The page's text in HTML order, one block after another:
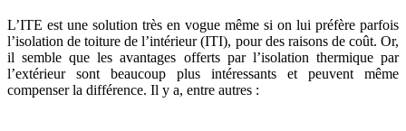
L’ITE est une solution très en vogue même si on lui préfère parfois
l’isolation de toiture de l’intérieur (ITI), pour des raisons de coût. Or,
il semble que les avantages offerts par l’isolation thermique par
l’extérieur sont beaucoup plus intéressants et peuvent même
compenser la différence. Il y a, entre autres :